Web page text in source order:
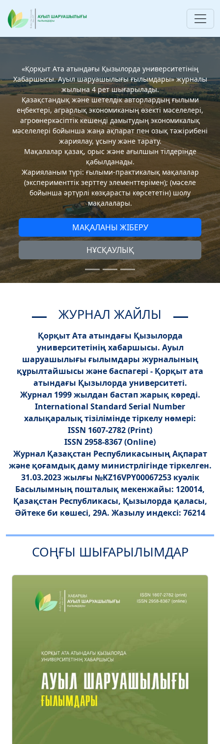
«Қорқыт Ата атындағы Қызылорда университетінің
Хабаршысы. Ауыл шаруашылығы ғылымдары» журналы
жылына 4 рет шығарылады.
Қазақстандық және шетелдік авторлардың ғылыми
еңбектері, аграрлық экономиканың өзекті мәселелері,
агроөнеркәсіптік кешенді дамытудың экономикалық
мәселелері бойынша жаңа ақпарат пен озық тәжірибені
жариялау, ұсыну және тарату.
Мақалалар қазақ, орыс және ағылшын тілдерінде
қабылданады.
Жарияланым түрі: ғылыми-практикалық мақалалар
(эксперименттік зерттеу элементтерімен); (мәселе
бойынша әртүрлі көзқарасты көрсететін) шолу
мақалалары.
МАҚАЛАНЫ ЖІБЕРУ
НҰСҚАУЛЫҚ
ЖУРНАЛ ЖАЙЛЫ
Қорқыт Ата атындағы Қызылорда
университетінің хабаршысы. Ауыл
шаруашылығы ғылымдары журналының
құрылтайшысы және баспагері - Қорқыт ата
атындағы Қызылорда университеті.
Журнал 1999 жылдан бастап жарық көреді.
International Standard Serial Number
халықаралық тізілімінде тіркелу нөмері:
ISSN 1607-2782 (Print)
ISSN 2958-8367 (Online)
Журнал Қазақстан Республикасының Ақпарат
және қоғамдық даму министрлігінде тіркелген.
31.03.2023 жылғы №KZ16VPY00067253 куәлік
Басылымның пошталық мекенжайы: 120014,
Қазақстан Республикасы, Қызылорда қаласы,
Әйтеке би көшесі, 29А. Жазылу индексі: 76214
СОҢҒЫ ШЫҒАРЫЛЫМДАР